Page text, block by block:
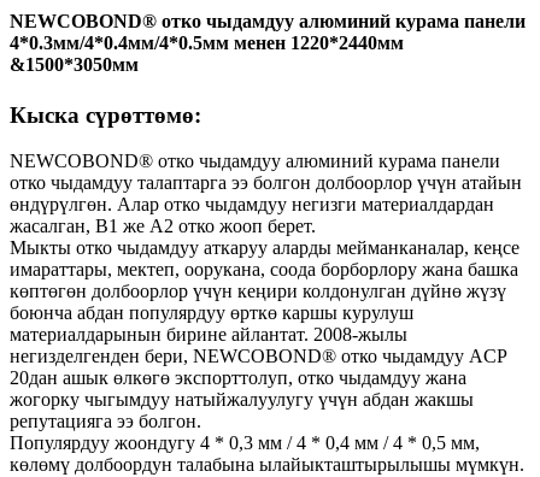
NEWCOBOND® отко чыдамдуу алюминий курама панели
4*0.3мм/4*0.4мм/4*0.5мм менен 1220*2440мм
&1500*3050мм
Кыска сүрөттөмө:
NEWCOBOND® отко чыдамдуу алюминий курама панели
отко чыдамдуу талаптарга ээ болгон долбоорлор үчүн атайын
өндүрүлгөн. Алар отко чыдамдуу негизги материалдардан
жасалган, B1 же A2 отко жооп берет.
Мыкты отко чыдамдуу аткаруу аларды мейманканалар, кеңсе
имараттары, мектеп, оорукана, соода борборлору жана башка
көптөгөн долбоорлор үчүн кеңири колдонулган дүйнө жүзү
боюнча абдан популярдуу өрткө каршы курулуш
материалдарынын бирине айлантат. 2008-жылы
негизделгенден бери, NEWCOBOND® отко чыдамдуу ACP
20дан ашык өлкөгө экспорттолуп, отко чыдамдуу жана
жогорку чыгымдуу натыйжалуулугу үчүн абдан жакшы
репутацияга ээ болгон.
Популярдуу жоондугу 4 * 0,3 мм / 4 * 0,4 мм / 4 * 0,5 мм,
көлөмү долбоордун талабына ылайыкташтырылышы мүмкүн.